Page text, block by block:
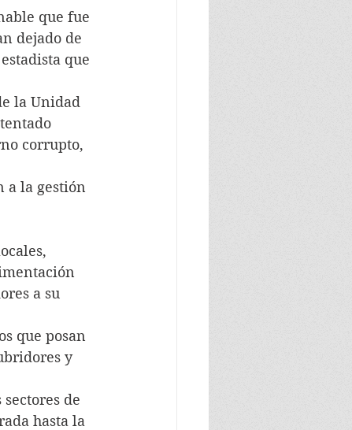
que fue
dejado de
que
la Unidad
corrupto,
a la gestión
a su
que posan
y
de
hasta la